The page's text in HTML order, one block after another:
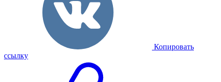
Копировать
ссылку